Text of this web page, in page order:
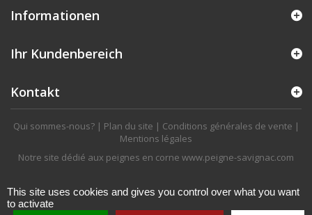
Informationen
Ihr Kundenbereich
Kontakt
Qui sommes-nous? | Plan du site | Conditions générales de vente |
Mentions légales
Notre site dédié aux peignes en corne www.peigne-savignac.com
This site uses cookies and gives you control over what you want
to activate